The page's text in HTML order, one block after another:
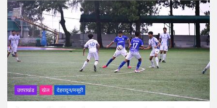
उत्तराखंड खेल देहरादून/मसूरी